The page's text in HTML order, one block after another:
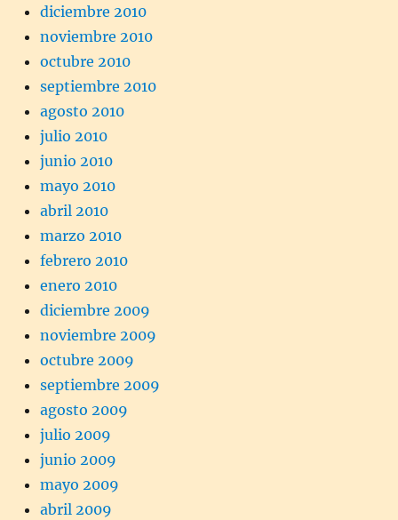
diciembre 2010
noviembre 2010
octubre 2010
septiembre 2010
agosto 2010
julio 2010
junio 2010
mayo 2010
abril 2010
marzo 2010
febrero 2010
enero 2010
diciembre 2009
noviembre 2009
octubre 2009
septiembre 2009
agosto 2009
julio 2009
junio 2009
mayo 2009
abril 2009